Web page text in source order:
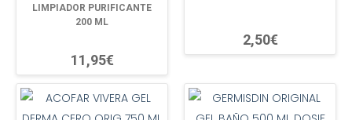
LIMPIADOR PURIFICANTE
200 ML
11,95€
2,50€